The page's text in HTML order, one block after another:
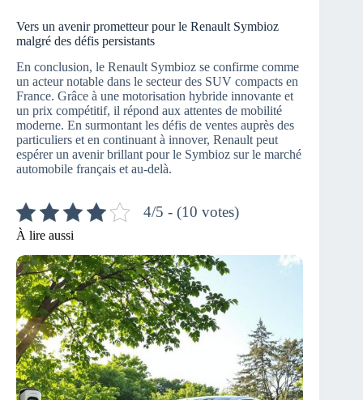
Vers un avenir prometteur pour le Renault Symbioz
malgré des défis persistants
En conclusion, le Renault Symbioz se confirme comme
un acteur notable dans le secteur des SUV compacts en
France. Grâce à une motorisation hybride innovante et
un prix compétitif, il répond aux attentes de mobilité
moderne. En surmontant les défis de ventes auprès des
particuliers et en continuant à innover, Renault peut
espérer un avenir brillant pour le Symbioz sur le marché
automobile français et au-delà.
4/5 - (10 votes)
À lire aussi